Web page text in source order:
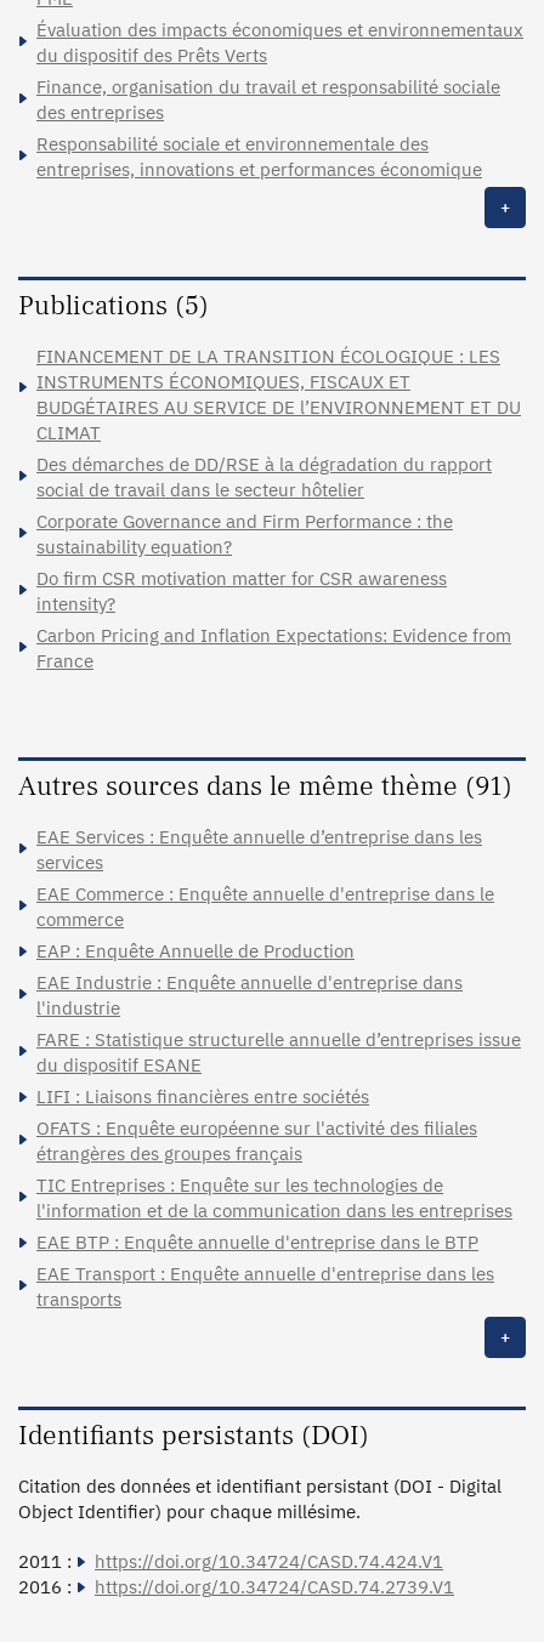
Évaluation des impacts économiques et environnementaux
du dispositif des Prêts Verts
Finance, organisation du travail et responsabilité sociale
des entreprises
Responsabilité sociale et environnementale des
entreprises, innovations et performances économique
+
Publications (5)
FINANCEMENT DE LA TRANSITION ÉCOLOGIQUE : LES
INSTRUMENTS ÉCONOMIQUES, FISCAUX ET
BUDGÉTAIRES AU SERVICE DE l’ENVIRONNEMENT ET DU
CLIMAT
Des démarches de DD/RSE à la dégradation du rapport
social de travail dans le secteur hôtelier
Corporate Governance and Firm Performance : the
sustainability equation?
Do firm CSR motivation matter for CSR awareness
intensity?
Carbon Pricing and Inflation Expectations: Evidence from
France
Autres sources dans le même thème (91)
EAE Services : Enquête annuelle d’entreprise dans les
services
EAE Commerce : Enquête annuelle d'entreprise dans le
commerce
EAP : Enquête Annuelle de Production
EAE Industrie : Enquête annuelle d'entreprise dans
l'industrie
FARE : Statistique structurelle annuelle d’entreprises issue
du dispositif ESANE
LIFI : Liaisons financières entre sociétés
OFATS : Enquête européenne sur l'activité des filiales
étrangères des groupes français
TIC Entreprises : Enquête sur les technologies de
l'information et de la communication dans les entreprises
EAE BTP : Enquête annuelle d'entreprise dans le BTP
EAE Transport : Enquête annuelle d'entreprise dans les
transports
+
Identifiants persistants (DOI)
Citation des données et identifiant persistant (DOI - Digital
Object Identifier) pour chaque millésime.
2011 :
https://doi.org/10.34724/CASD.74.424.V1
2016 :
https://doi.org/10.34724/CASD.74.2739.V1